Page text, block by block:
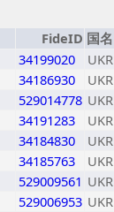
FideID 国名
34199020 UKR
34186930 UKR
529014778 UKR
34191283 UKR
34184830 UKR
34185763 UKR
529009561 UKR
529006953 UKR